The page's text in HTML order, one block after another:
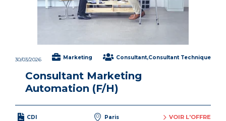
30/03/2026 Marketing Consultant,Consultant Technique
Consultant Marketing
Automation (F/H)
CDI Paris VOIR L'OFFRE